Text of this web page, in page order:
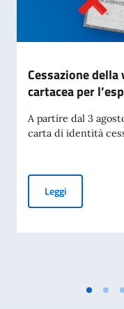
Cessazione
cartacea per
A partire dal 3
carta di identità
LeggiCessazione